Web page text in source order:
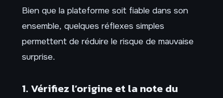
Bien que la plateforme soit fiable dans son
ensemble, quelques réflexes simples
permettent de réduire le risque de mauvaise
surprise.
1. Vérifiez l’origine et la note du